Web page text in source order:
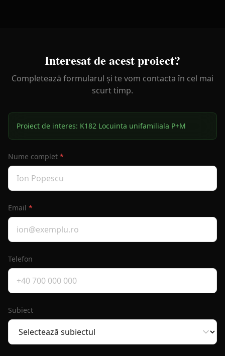
Interesat de acest proiect?
Completează formularul și te vom contacta în cel mai
scurt timp.
Proiect de interes: K182 Locuinta unifamiliala P+M
Nume complet *
Email *
Telefon
Subiect